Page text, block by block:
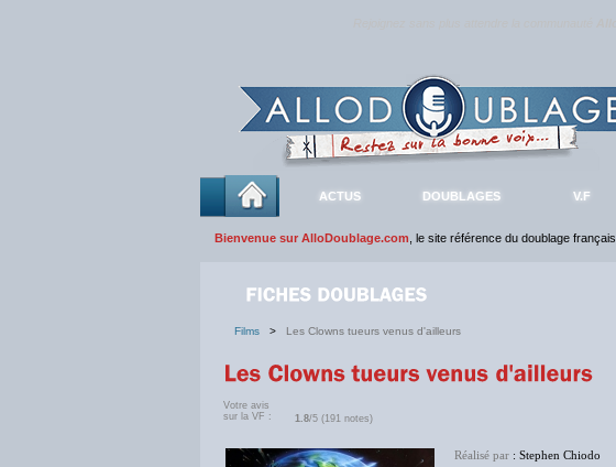
ACTUS DOUBLAGES V.F
Bienvenue sur AlloDoublage.com , le site référence du doublage français.
Films > Les Clowns tueurs venus d'ailleurs
Votre avis
sur la VF :
1.8/5 (191 notes)
Réalisé par : Stephen Chiodo